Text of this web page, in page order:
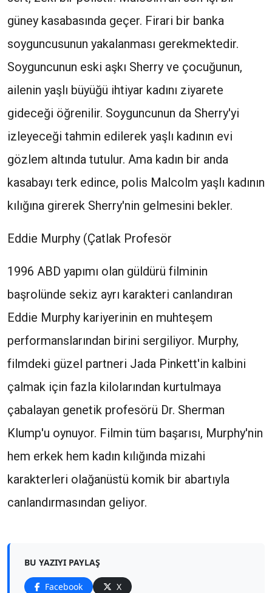
güney kasabasında geçer. Firari bir banka
soyguncusunun yakalanması gerekmektedir.
Soyguncunun eski aşkı Sherry ve çocuğunun,
ailenin yaşlı büyüğü ihtiyar kadını ziyarete
gideceği öğrenilir. Soyguncunun da Sherry'yi
izleyeceği tahmin edilerek yaşlı kadının evi
gözlem altında tutulur. Ama kadın bir anda
kasabayı terk edince, polis Malcolm yaşlı kadının
kılığına girerek Sherry'nin gelmesini bekler.
Eddie Murphy (Çatlak Profesör
1996 ABD yapımı olan güldürü filminin
başrolünde sekiz ayrı karakteri canlandıran
Eddie Murphy kariyerinin en muhteşem
performanslarından birini sergiliyor. Murphy,
filmdeki güzel partneri Jada Pinkett'in kalbini
çalmak için fazla kilolarından kurtulmaya
çabalayan genetik profesörü Dr. Sherman
Klump'u oynuyor. Filmin tüm başarısı, Murphy'nin
hem erkek hem kadın kılığında mizahi
karakterleri olağanüstü komik bir abartıyla
canlandırmasından geliyor.
BU YAZIYI PAYLAŞ
Facebook X